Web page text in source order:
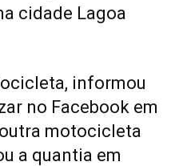
cidade Lagoa
informou
no Facebook em
motocicleta
a quantia em